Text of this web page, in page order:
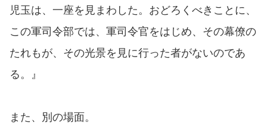
児玉は、一座を見まわした。おどろくべきことに、
この軍司令部では、軍司令官をはじめ、その幕僚の
たれもが、その光景を見に行った者がないのであ
る。』
また、別の場面。